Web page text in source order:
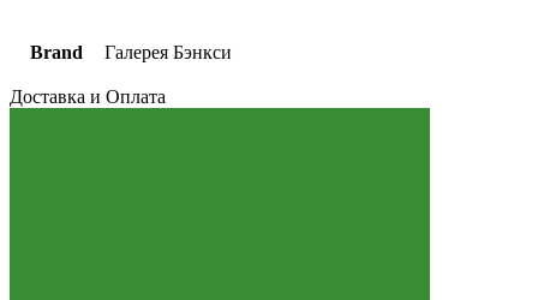
Brand Галерея Бэнкси
Доставка и Оплата